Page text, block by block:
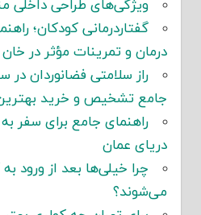
ویژگی‌های طراحی داخلی
گفتاردرمانی کودکان؛
درمان و تمرینات مؤثر در خان
راز سلامتی فضانوردان در
جامع تشخیص و خرید بهترین
راهنمای جامع برای سفر
دریای عمان
چرا خیلی‌ها بعد از ورود
می‌شوند؟